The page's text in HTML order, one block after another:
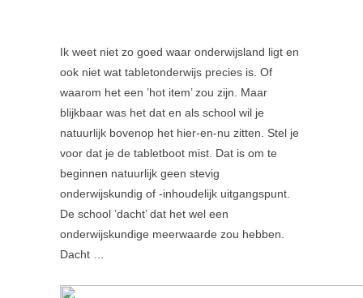
Ik weet niet zo goed waar onderwijsland ligt en
ook niet wat tabletonderwijs precies is. Of
waarom het een ’hot item’ zou zijn. Maar
blijkbaar was het dat en als school wil je
natuurlijk bovenop het hier-en-nu zitten. Stel je
voor dat je de tabletboot mist. Dat is om te
beginnen natuurlijk geen stevig
onderwijskundig of -inhoudelijk uitgangspunt.
De school ’dacht’ dat het wel een
onderwijskundige meerwaarde zou hebben.
Dacht …